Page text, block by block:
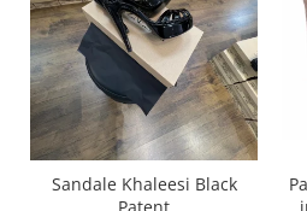
Sandale Khaleesi Black